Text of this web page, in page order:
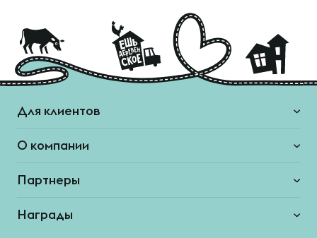
Для клиентов
О компании
Партнеры
Награды